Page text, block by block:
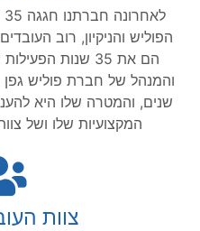
הפוליש והניקיון, רוב
הם את 35 שנות
שנים, והמטרה שלו היא
המקצועיות שלו ושל
צוות